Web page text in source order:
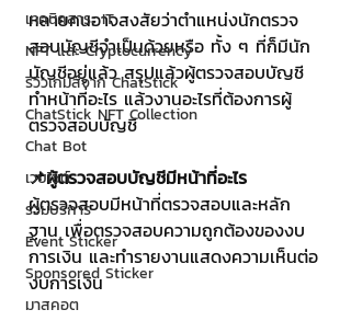
เทคนิคสาระ IT
NFT และ Cryptocurrency
รีวิวเกมส์จาก ChatStick
ChatStick NFT Collection
Chat Bot
เวบไซต์
รวมบริการ
Event Sticker
Sponsored Sticker
มาสคอต
หลายคนอาจสงสัยว่าตำแหน่งนักตรวจ
สอบบัญชีจำเป็นด้วยหรือ ทั้ง ๆ ที่ก็มีนัก
บัญชีอยู่แล้ว สรุปแล้วผู้ตรวจสอบบัญชี
ทำหน้าที่อะไร แล้วงานอะไรที่ต้องการผู้
ตรวจสอบบัญชี
📌ผู้ตรวจสอบบัญชีมีหน้าที่อะไร
ผู้ตรวจสอบมีหน้าที่ตรวจสอบและหลัก
ฐาน เพื่อตรวจสอบความถูกต้องของงบ
การเงิน และทำรายงานแสดงความเห็นต่อ
งบการเงิน